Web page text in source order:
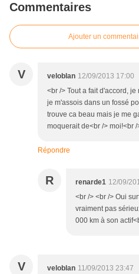
Commentaires
Ajouter un
V veloblan 12/09/2013 17:00
<br /> Tout a fait d'accord,
je m'assois dans un fossé
trouve ca beau mais je me
moquerait de<br /> moi!<br /
Répondre
R renarde1 12/09/
<br /> <br /> Oui
vraiment pas
000 km à son
V veloblan 11/09/2013 23:47